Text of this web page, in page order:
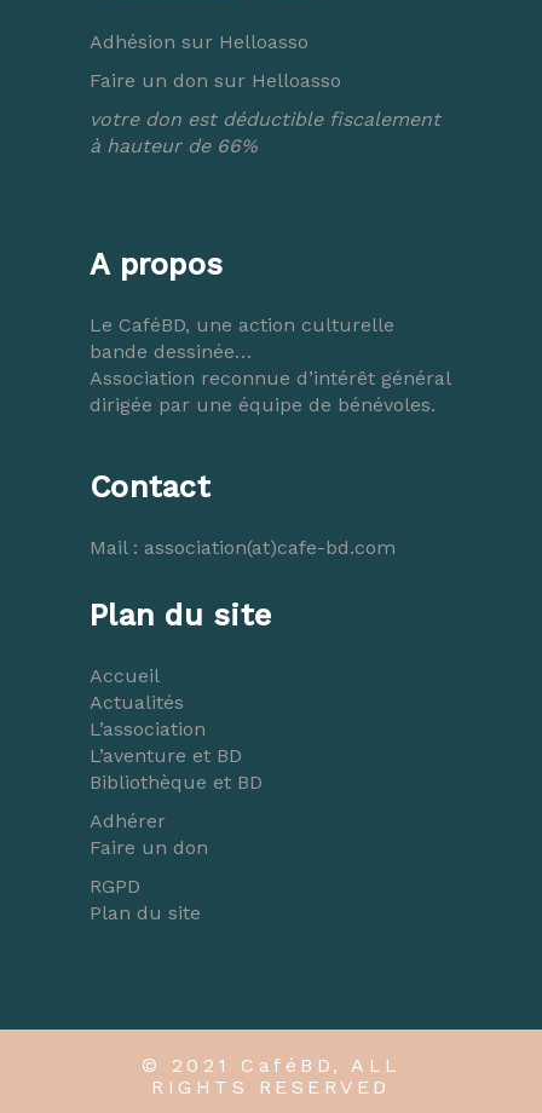
Adhésion sur Helloasso
Faire un don sur Helloasso
votre don est déductible fiscalement
à hauteur de 66%
A propos
Le CaféBD, une action culturelle
bande dessinée…
Association reconnue d’intérêt général
dirigée par une équipe de bénévoles.
Contact
Mail : association(at)cafe-bd.com
Plan du site
Accueil
Actualités
L’association
L’aventure et BD
Bibliothèque et BD
Adhérer
Faire un don
RGPD
Plan du site
© 2021 CaféBD, ALL
RIGHTS RESERVED